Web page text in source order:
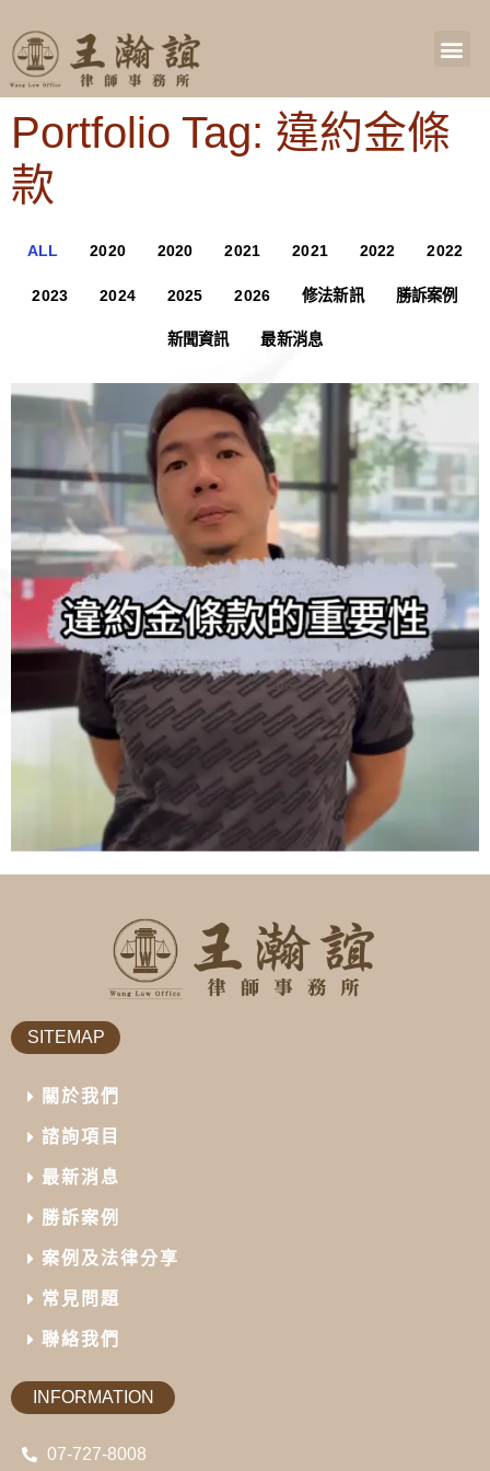
Portfolio Tag: 違約金條
款
ALL 2020 2020 2021 2021 2022 2022
2023 2024 2025 2026 修法新訊 勝訴案例
新聞資訊 最新消息
SITEMAP
關於我們
諮詢項目
最新消息
勝訴案例
案例及法律分享
常見問題
聯絡我們
INFORMATION
07-727-8008